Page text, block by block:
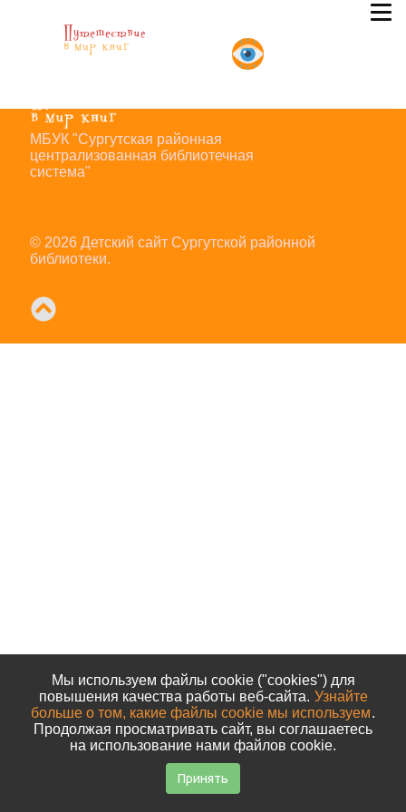
Элемент не найден!
МБУК "Сургутская районная
централизованная библиотечная
система"
© 2026 Детский сайт Сургутской районной
библиотеки.
Мы используем файлы cookie ("cookies") для
повышения качества работы веб-сайта. Узнайте
больше о том, какие файлы cookie мы используем.
Продолжая просматривать сайт, вы соглашаетесь
на использование нами файлов cookie.
Принять